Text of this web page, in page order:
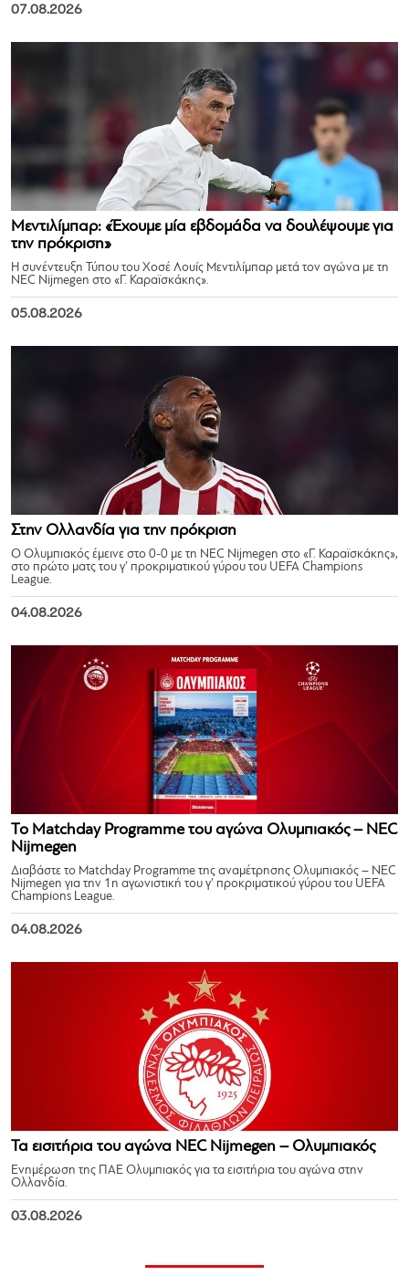
07.08.2026
Μεντιλίμπαρ: «Έχουμε μία εβδομάδα να δουλέψουμε για
την πρόκριση»
Η συνέντευξη Τύπου του Χοσέ Λουίς Μεντιλίμπαρ μετά τον αγώνα με τη
NEC Nijmegen στο «Γ. Καραϊσκάκης».
05.08.2026
Στην Ολλανδία για την πρόκριση
Ο Ολυμπιακός έμεινε στο 0-0 με τη NEC Nijmegen στο «Γ. Καραϊσκάκης»,
στο πρώτο ματς του γ’ προκριματικού γύρου του UEFA Champions
League.
04.08.2026
Το Matchday Programme του αγώνα Ολυμπιακός – NEC
Nijmegen
Διαβάστε το Matchday Programme της αναμέτρησης Ολυμπιακός – NEC
Nijmegen για την 1η αγωνιστική του γ’ προκριματικού γύρου του UEFA
Champions League.
04.08.2026
Τα εισιτήρια του αγώνα NEC Nijmegen – Ολυμπιακός
Ενημέρωση της ΠΑΕ Ολυμπιακός για τα εισιτήρια του αγώνα στην
Ολλανδία.
03.08.2026